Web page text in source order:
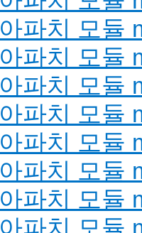
아파치 모듈
아파치 모듈
아파치 모듈
아파치 모듈
아파치 모듈
아파치 모듈
아파치 모듈
아파치 모듈